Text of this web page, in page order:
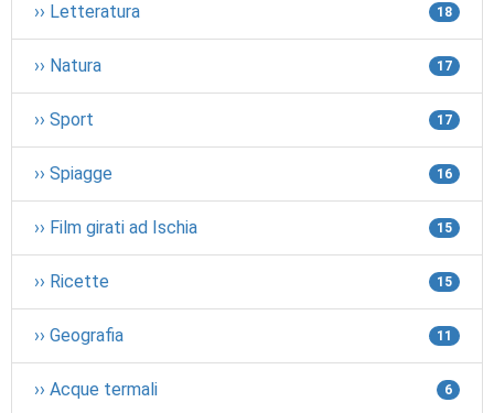
›› Letteratura 18
›› Natura 17
›› Sport 17
›› Spiagge 16
›› Film girati ad Ischia 15
›› Ricette 15
›› Geografia 11
›› Acque termali 6